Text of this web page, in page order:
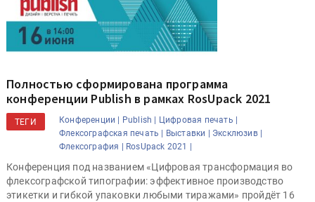
Полностью сформирована программа
конференции Publish в рамках RosUpack 2021
ТЕГИ Конференции | Publish | Цифровая печать |
Флексографская печать | Выставки | Эксклюзив |
Флексография | RosUpack 2021 |
Конференция под названием «Цифровая трансформация во
флексографской типографии: эффективное производство
этикетки и гибкой упаковки любыми тиражами» пройдёт 16